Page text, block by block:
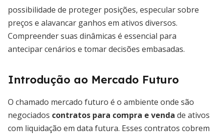
possibilidade de proteger posições, especular sobre
preços e alavancar ganhos em ativos diversos.
Compreender suas dinâmicas é essencial para
antecipar cenários e tomar decisões embasadas.
Introdução ao Mercado Futuro
O chamado mercado futuro é o ambiente onde são
negociados contratos para compra e venda de ativos
com liquidação em data futura. Esses contratos cobrem